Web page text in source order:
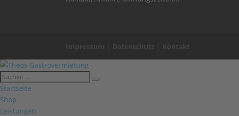
Impressum Datenschutz Kontakt
Startseite
Shop
Leistungen